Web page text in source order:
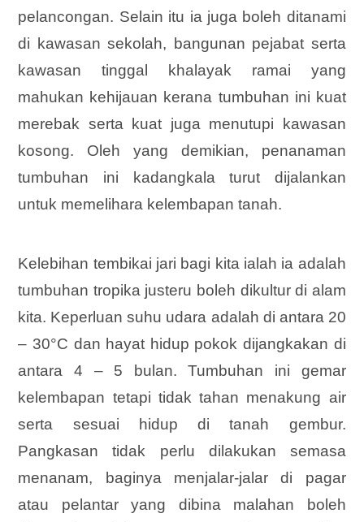
pelancongan. Selain itu ia juga boleh ditanami
di kawasan sekolah, bangunan pejabat serta
kawasan tinggal khalayak ramai yang
mahukan kehijauan kerana tumbuhan ini kuat
merebak serta kuat juga menutupi kawasan
kosong. Oleh yang demikian, penanaman
tumbuhan ini kadangkala turut dijalankan
untuk memelihara kelembapan tanah.
Kelebihan tembikai jari bagi kita ialah ia adalah
tumbuhan tropika justeru boleh dikultur di alam
kita. Keperluan suhu udara adalah di antara 20
– 30°C dan hayat hidup pokok dijangkakan di
antara 4 – 5 bulan. Tumbuhan ini gemar
kelembapan tetapi tidak tahan menakung air
serta sesuai hidup di tanah gembur.
Pangkasan tidak perlu dilakukan semasa
menanam, baginya menjalar-jalar di pagar
atau pelantar yang dibina malahan boleh